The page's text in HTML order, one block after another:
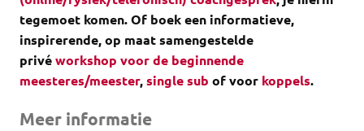
tegemoet komen.Of boek een informatieve,
inspirerende, op maat samengestelde
privéworkshop voor de beginnende
meesteres/meester,single sub of voor koppels.
Meer informatie